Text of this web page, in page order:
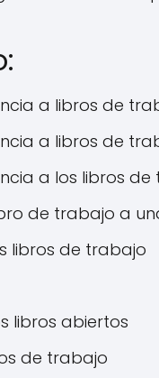
a libros de
a libros de
a los libros
de trabajo a
libros de trabajo
libros abiertos
de trabajo